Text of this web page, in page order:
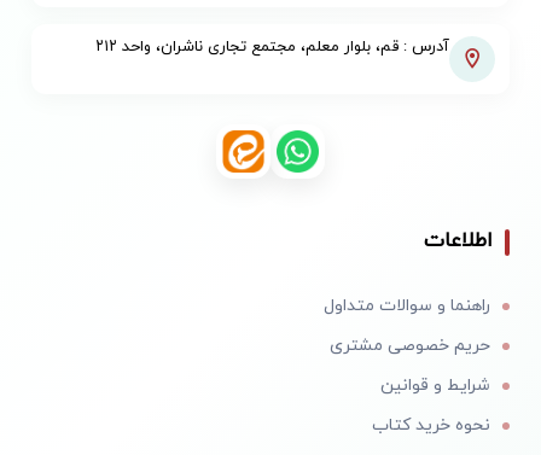
آدرس : قم، بلوار معلم، مجتمع تجاری ناشران، واحد ۲۱۲
اطلاعات
راهنما و سوالات متداول
حریم خصوصی مشتری
شرایط و قوانین
نحوه خرید کتاب